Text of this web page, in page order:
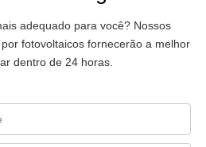
adequado para você? Nossos
fotovoltaicos fornecerão a melhor
dentro de 24 horas.